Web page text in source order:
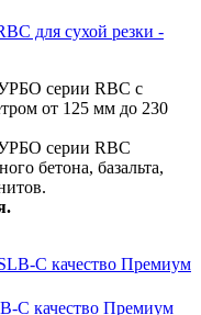
для сухой резки -
серии RBC с
от 125 мм до 230
серии RBC
бетона, базальта,
C качество Премиум